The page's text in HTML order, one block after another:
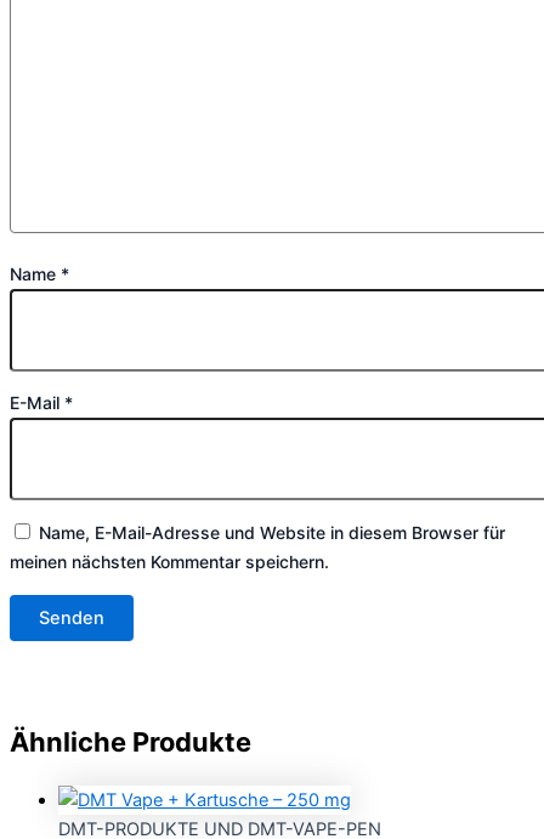
Name *
E-Mail *
Name, E-Mail-Adresse und Website in diesem Browser für
meinen nächsten Kommentar speichern.
Ähnliche Produkte
DMT-PRODUKTE UND DMT-VAPE-PEN